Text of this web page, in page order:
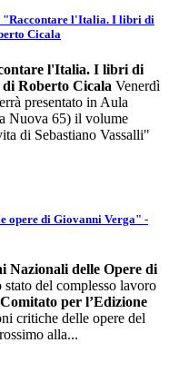
"Raccontare l'Italia. I libri di
Cicala
l'Italia. I libri di
Roberto Cicala Venerdì
presentato in Aula
Nuova 65) il volume
di Sebastiano Vassalli"
opere di Giovanni Verga" -
Nazionali delle Opere di
del complesso lavoro
Comitato per l’Edizione
critiche delle opere del
alla...